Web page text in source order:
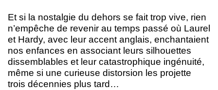
Et si la nostalgie du dehors se fait trop vive, rien
n’empêche de revenir au temps passé où Laurel
et Hardy, avec leur accent anglais, enchantaient
nos enfances en associant leurs silhouettes
dissemblables et leur catastrophique ingénuité,
même si une curieuse distorsion les projette
trois décennies plus tard…